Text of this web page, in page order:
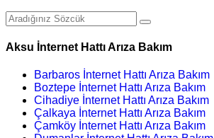
Aksu İnternet Hattı Arıza Bakım
Barbaros İnternet Hattı Arıza Bakım
Boztepe İnternet Hattı Arıza Bakım
Cihadiye İnternet Hattı Arıza Bakım
Çalkaya İnternet Hattı Arıza Bakım
Çamköy İnternet Hattı Arıza Bakım